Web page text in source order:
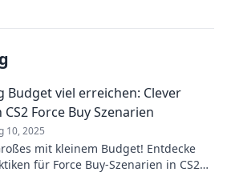
Budget viel erreichen: Clever
Force Buy Szenarien
10, 2025
mit kleinem Budget! Entdecke
für Force Buy-Szenarien in CS2